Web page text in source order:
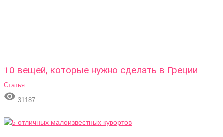
10 вещей, которые нужно сделать в Греции
Статья
 31187